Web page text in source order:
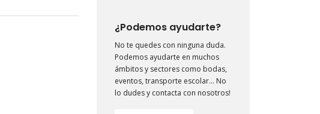
¿Podemos ayudarte?
No te quedes con ninguna duda.
Podemos ayudarte en muchos
ámbitos y sectores como bodas,
eventos, transporte escolar… No
lo dudes y contacta con nosotros!